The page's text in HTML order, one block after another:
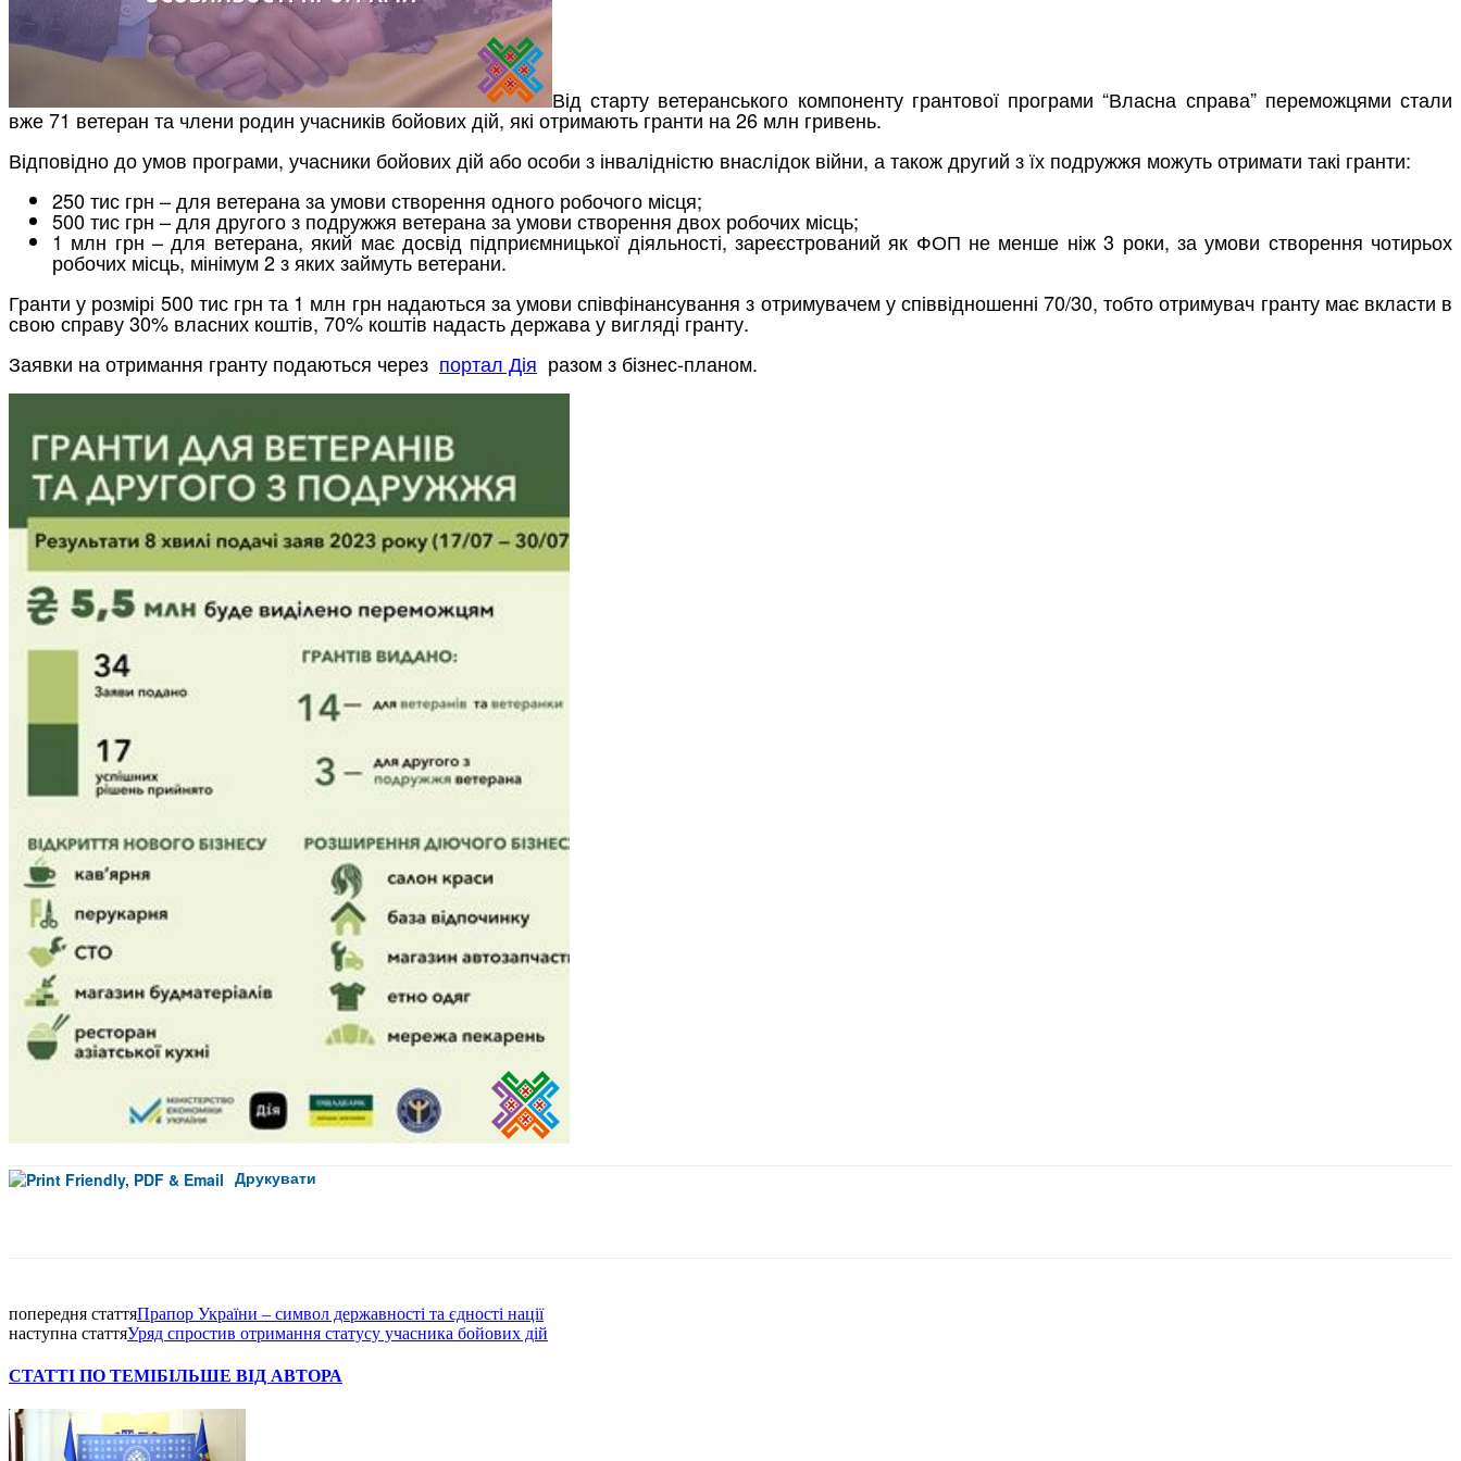
Від старту ветеранського компоненту грантової програми “Власна справа” переможцями стали
вже 71 ветеран та члени родин учасників бойових дій, які отримають гранти на 26 млн гривень.
Відповідно до умов програми, учасники бойових дій або особи з інвалідністю внаслідок війни, а також другий з їх подружжя можуть отримати такі гранти:
250 тис грн – для ветерана за умови створення одного робочого місця;
500 тис грн – для другого з подружжя ветерана за умови створення двох робочих місць;
1 млн грн – для ветерана, який має досвід підприємницької діяльності, зареєстрований як ФОП не менше ніж 3 роки, за умови створення чотирьох
робочих місць, мінімум 2 з яких займуть ветерани.
Гранти у розмірі 500 тис грн та 1 млн грн надаються за умови співфінансування з отримувачем у співвідношенні 70/30, тобто отримувач гранту має вкласти в
свою справу 30% власних коштів, 70% коштів надасть держава у вигляді гранту.
Заявки на отримання гранту подаються через портал Дія разом з бізнес-планом.
Друкувати
попередня статтяПрапор України – символ державності та єдності нації
наступна статтяУряд спростив отримання статусу учасника бойових дій
СТАТТІ ПО ТЕМІБІЛЬШЕ ВІД АВТОРА